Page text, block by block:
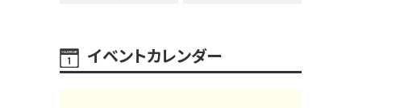
イベントカレンダー